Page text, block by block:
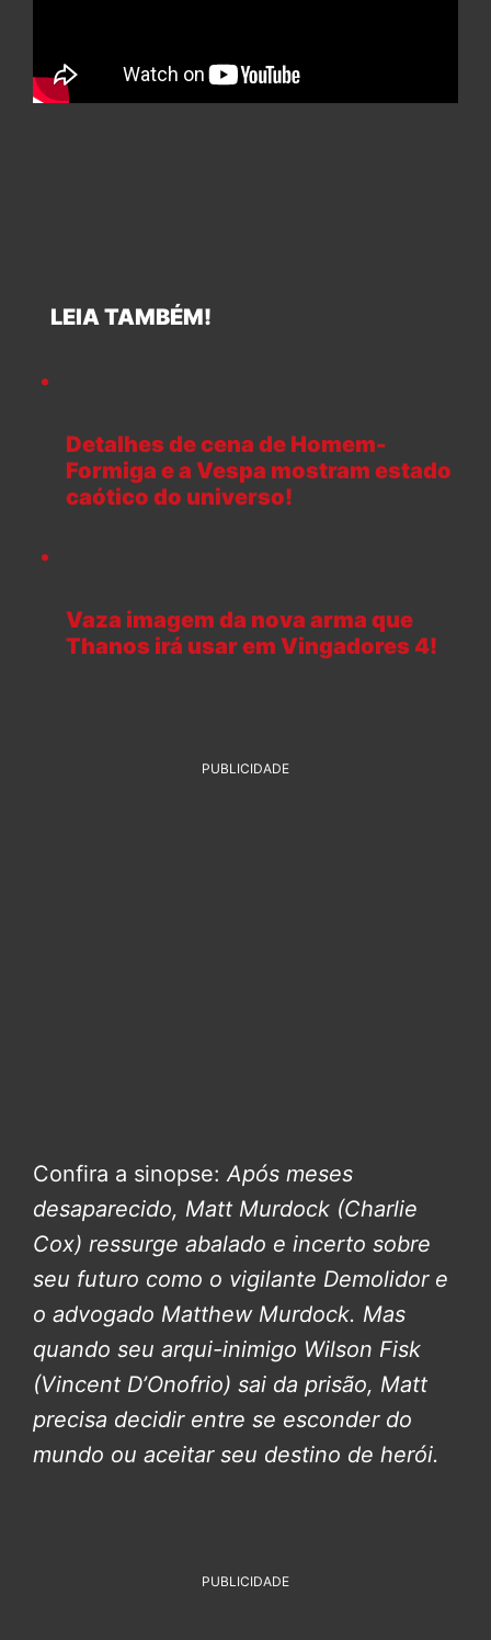
LEIA TAMBÉM!
Detalhes de cena de Homem-
Formiga e a Vespa mostram estado
caótico do universo!
Vaza imagem da nova arma que
Thanos irá usar em Vingadores 4!
PUBLICIDADE
Confira a sinopse:Após meses
desaparecido, Matt Murdock (Charlie
Cox) ressurge abalado e incerto sobre
seu futuro como o vigilante Demolidor e
o advogado Matthew Murdock. Mas
quando seu arqui-inimigo Wilson Fisk
(Vincent D’Onofrio) sai da prisão, Matt
precisa decidir entre se esconder do
mundo ou aceitar seu destino de herói.
PUBLICIDADE